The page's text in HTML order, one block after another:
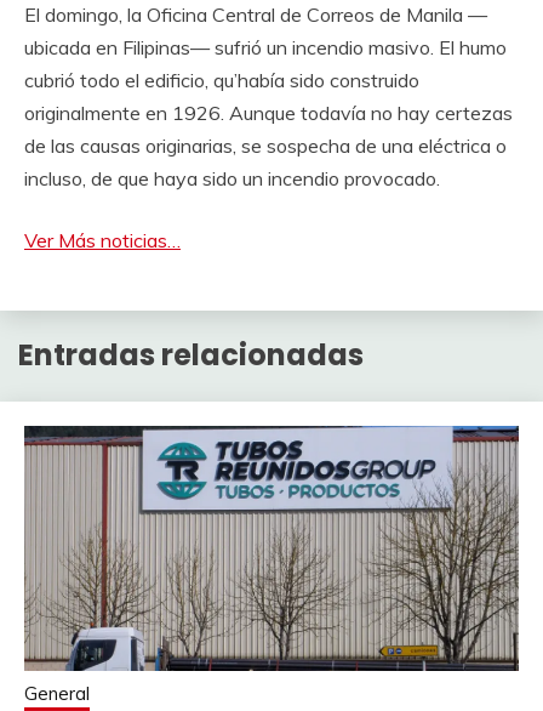
El domingo, la Oficina Central de Correos de Manila —
ubicada en Filipinas— sufrió un incendio masivo. El humo
cubrió todo el edificio, qu’había sido construido
originalmente en 1926. Aunque todavía no hay certezas
de las causas originarias, se sospecha de una eléctrica o
incluso, de que haya sido un incendio provocado.
Ver Más noticias…
Entradas relacionadas
General